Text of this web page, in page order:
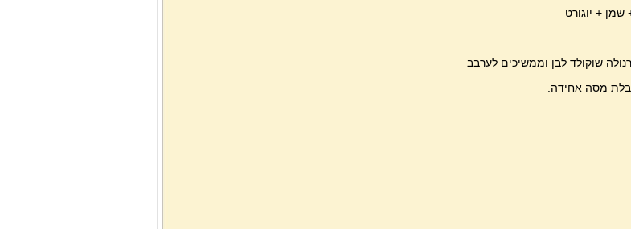
+ יוגורט
שוקולד לבן וממשיכים לערבב
מסה אחידה.